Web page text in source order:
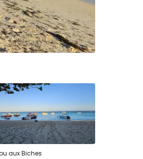
aux Biches